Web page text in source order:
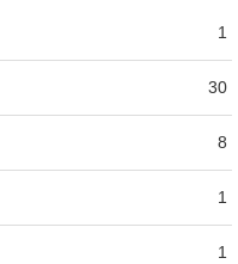
1
30
8
1
1